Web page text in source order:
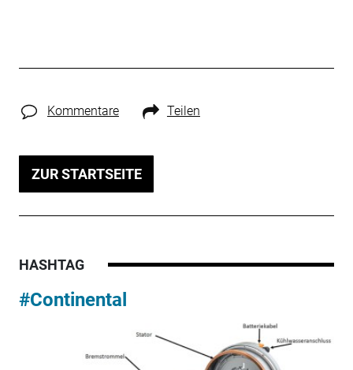
Kommentare Teilen
ZUR STARTSEITE
HASHTAG
#Continental